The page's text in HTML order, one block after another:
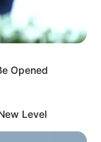
Opened
Level